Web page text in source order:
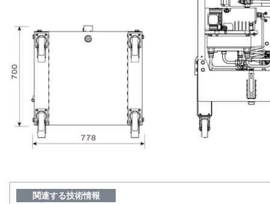
関連する技術情報